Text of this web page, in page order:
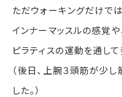
ただウォーキングだけで
インナーマッスルの感覚
ピラティスの運動を通して
（後日、上腕３頭筋が少
した。）